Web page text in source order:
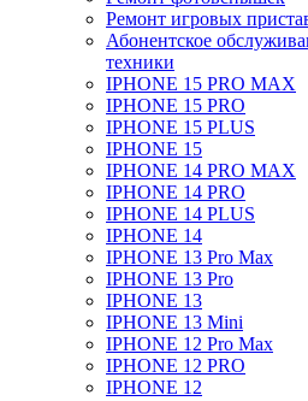
Ремонт игровых
Абонентское
техники
IPHONE 15 PRO MAX
IPHONE 15 PRO
IPHONE 15 PLUS
IPHONE 15
IPHONE 14 PRO MAX
IPHONE 14 PRO
IPHONE 14 PLUS
IPHONE 14
IPHONE 13 Pro Max
IPHONE 13 Pro
IPHONE 13
IPHONE 13 Mini
IPHONE 12 Pro Max
IPHONE 12 PRO
IPHONE 12